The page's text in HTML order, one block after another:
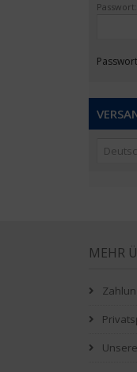
Passwort:
MEHR